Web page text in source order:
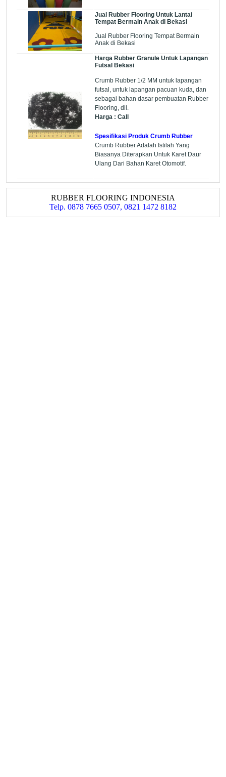
Jual Rubber Flooring Untuk Lantai
Tempat Bermain Anak di Bekasi
Jual Rubber Flooring Tempat Bermain
Anak di Bekasi
Harga Rubber Granule Untuk Lapangan
Futsal Bekasi
Crumb Rubber 1/2 MM untuk lapangan
futsal, untuk lapangan pacuan kuda, dan
sebagai bahan dasar pembuatan Rubber
Flooring, dll.
Harga : Call
Spesifikasi Produk Crumb Rubber
Crumb Rubber Adalah Istilah Yang
Biasanya Diterapkan Untuk Karet Daur
Ulang Dari Bahan Karet Otomotif.
RUBBER FLOORING INDONESIA
Telp. 0878 7665 0507, 0821 1472 8182